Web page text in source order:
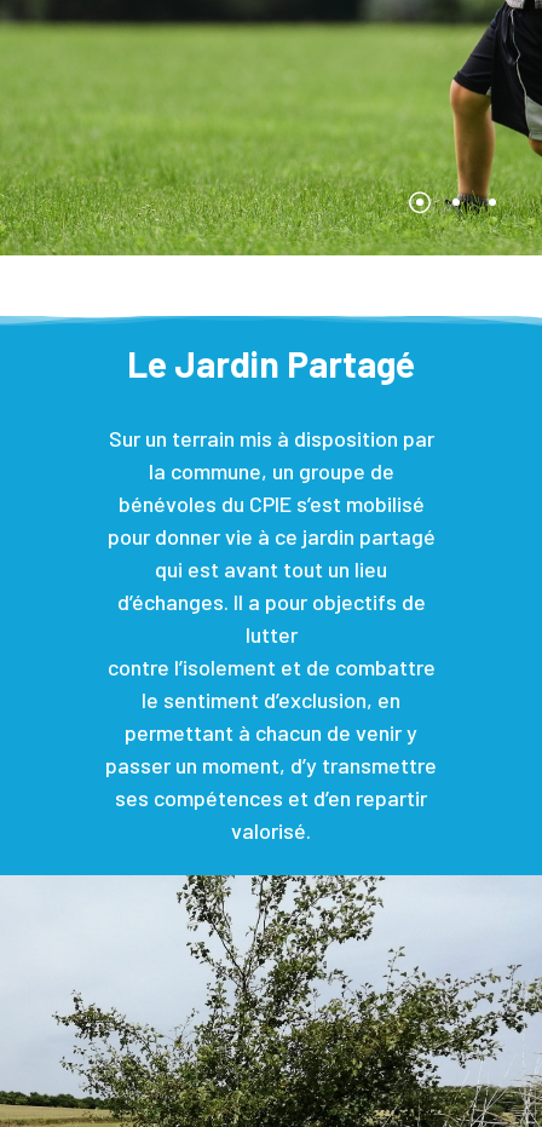
Le Jardin Partagé
Sur un terrain mis à disposition par
la commune, un groupe de
bénévoles du CPIE s’est mobilisé
pour donner vie à ce jardin partagé
qui est avant tout un lieu
d’échanges. Il a pour objectifs de
lutter
contre l’isolement et de combattre
le sentiment d’exclusion, en
permettant à chacun de venir y
passer un moment, d’y transmettre
ses compétences et d’en repartir
valorisé.